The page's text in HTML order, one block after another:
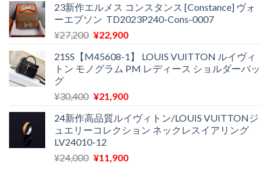
価
格
は
で
し
の
価
格
¥18,300
で
23新作エルメス コンスタンス [Constance] ヴォ
ーエプソン TD2023P240-Cons-0007
¥27,200 元
価
格
¥27,200
し
た。
¥22,900現
の
価
は
で
す。
21SS【M45608-1】 LOUIS VUITTON ルイヴィ
トン モノグラム PM レディース ショルダーバッ
グ
¥30,400 元
価
格
は
¥30,400
¥21,900現
の
価
は
24新作高品質ルイヴィトン/LOUIS VUITTONジ
ュエリーコレクション ネックレスイアリング
LV24010-12
¥24,000 元
¥11,900現